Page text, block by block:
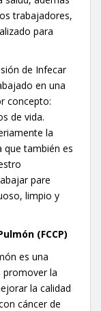
trabajadores,
para
de Infecar
en una
concepto:
de vida.
la
que también es
pare
limpio y
(FCCP)
es una
promover la
la calidad
cáncer de